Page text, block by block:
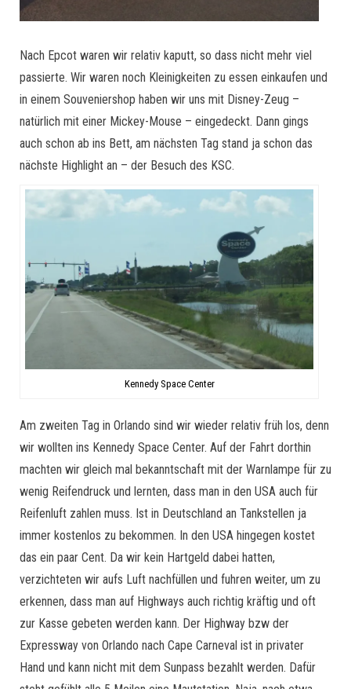
Nach Epcot waren wir relativ kaputt, so dass nicht mehr viel
passierte. Wir waren noch Kleinigkeiten zu essen einkaufen und
in einem Souveniershop haben wir uns mit Disney-Zeug –
natürlich mit einer Mickey-Mouse – eingedeckt. Dann gings
auch schon ab ins Bett, am nächsten Tag stand ja schon das
nächste Highlight an – der Besuch des KSC.
Kennedy Space Center
Am zweiten Tag in Orlando sind wir wieder relativ früh los, denn
wir wollten ins Kennedy Space Center. Auf der Fahrt dorthin
machten wir gleich mal bekanntschaft mit der Warnlampe für zu
wenig Reifendruck und lernten, dass man in den USA auch für
Reifenluft zahlen muss. Ist in Deutschland an Tankstellen ja
immer kostenlos zu bekommen. In den USA hingegen kostet
das ein paar Cent. Da wir kein Hartgeld dabei hatten,
verzichteten wir aufs Luft nachfüllen und fuhren weiter, um zu
erkennen, dass man auf Highways auch richtig kräftig und oft
zur Kasse gebeten werden kann. Der Highway bzw der
Expressway von Orlando nach Cape Carneval ist in privater
Hand und kann nicht mit dem Sunpass bezahlt werden. Dafür